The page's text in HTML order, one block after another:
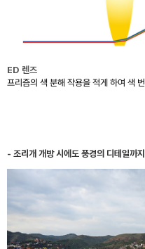
ED 렌즈
프리즘의 색 분해 작용을 적게 하여 색
조리개 개방 시에도 풍경의 디테일까